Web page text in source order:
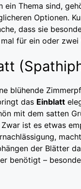
ein Thema sind,
Optionen.
dass sie
für ein oder zwei
blühende
das Einblatt
mit dem satten
ist es etwas
der Blätter
benötigt –